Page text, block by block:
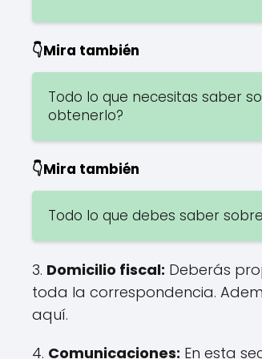
👇Mira también
Todo lo que necesitas saber
obtenerlo?
👇Mira también
Todo lo que debes saber
3. Domicilio fiscal: Deberás
toda la correspondencia.
aquí.
4. Comunicaciones: En esta